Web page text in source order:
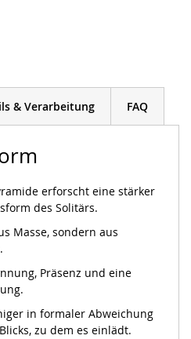
& Verarbeitung FAQ
erforscht eine stärker
des Solitärs.
Masse, sondern aus
Präsenz und eine
in formaler Abweichung
zu dem es einlädt.